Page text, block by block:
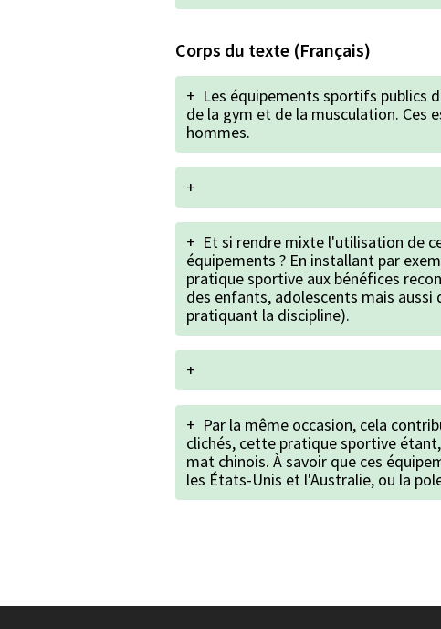
Corps du texte (Français)
+ Les équipements sportifs publics
de la gym et de la musculation. Ces
hommes.
+
+ Et si rendre mixte l'utilisation de
équipements ? En installant par
pratique sportive aux bénéfices
des enfants, adolescents mais
pratiquant la discipline).
+
+ Par la même occasion, cela
clichés, cette pratique sportive
mat chinois. À savoir que ces
les États-Unis et l'Australie, ou la